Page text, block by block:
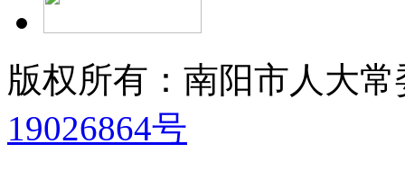
版权所有：南阳市人
19026864号